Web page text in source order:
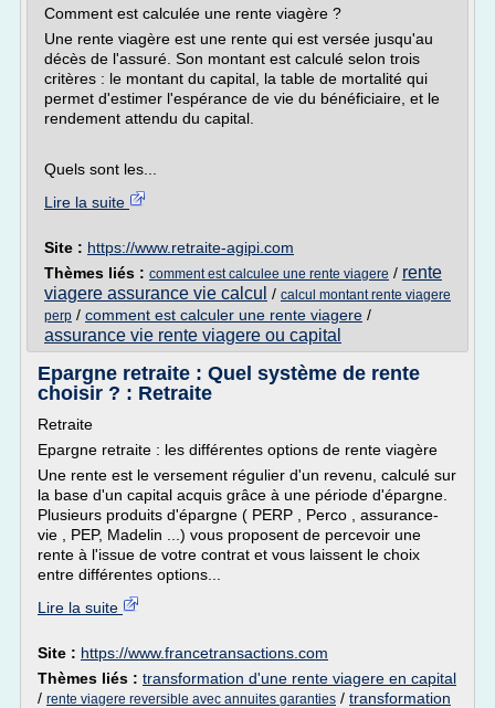
Comment est calculée une rente viagère ?
Une rente viagère est une rente qui est versée jusqu'au
décès de l'assuré. Son montant est calculé selon trois
critères : le montant du capital, la table de mortalité qui
permet d'estimer l'espérance de vie du bénéficiaire, et le
rendement attendu du capital.
Quels sont les...
Lire la suite
Site : https://www.retraite-agipi.com
Thèmes liés : comment est calculee une rente viagere / rente
viagere assurance vie calcul / calcul montant rente viagere
perp / comment est calculer une rente viagere /
assurance vie rente viagere ou capital
Epargne retraite : Quel système de rente
choisir ? : Retraite
Retraite
Epargne retraite : les différentes options de rente viagère
Une rente est le versement régulier d'un revenu, calculé sur
la base d'un capital acquis grâce à une période d'épargne.
Plusieurs produits d'épargne ( PERP , Perco , assurance-
vie , PEP, Madelin ...) vous proposent de percevoir une
rente à l'issue de votre contrat et vous laissent le choix
entre différentes options...
Lire la suite
Site : https://www.francetransactions.com
Thèmes liés : transformation d'une rente viagere en capital
/ rente viagere reversible avec annuites garanties / transformation